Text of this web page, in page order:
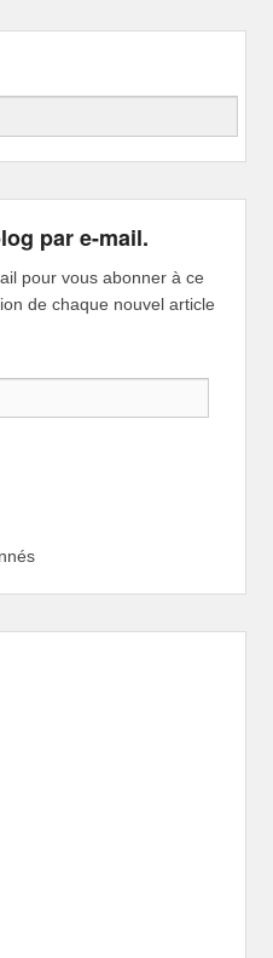
par e-mail.
pour vous abonner à ce
de chaque nouvel article